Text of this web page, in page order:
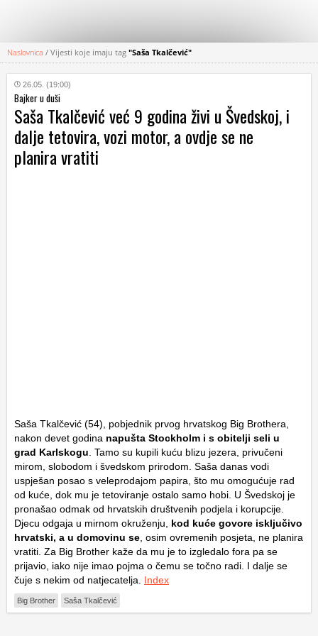
KATEGORIJE
HRVATSKI
WEB
Naslovnica / Vijesti koje imaju tag "Saša Tkalčević"
26.05. (19:00)
Bajker u duši
Saša Tkalčević već 9 godina živi u Švedskoj, i
dalje tetovira, vozi motor, a ovdje se ne
planira vratiti
Saša Tkalčević (54), pobjednik prvog hrvatskog Big Brothera,
nakon devet godina napušta Stockholm i s obitelji seli u
grad Karlskogu . Tamo su kupili kuću blizu jezera, privučeni
mirom, slobodom i švedskom prirodom. Saša danas vodi
uspješan posao s veleprodajom papira, što mu omogućuje rad
od kuće, dok mu je tetoviranje ostalo samo hobi. U Švedskoj je
pronašao odmak od hrvatskih društvenih podjela i korupcije.
Djecu odgaja u mirnom okruženju, kod kuće govore isključivo
hrvatski, a u domovinu se , osim ovremenih posjeta, ne planira
vratiti. Za Big Brother kaže da mu je to izgledalo fora pa se
prijavio, iako nije imao pojma o čemu se točno radi. I dalje se
čuje s nekim od natjecatelja. Index
Big Brother Saša Tkalčević